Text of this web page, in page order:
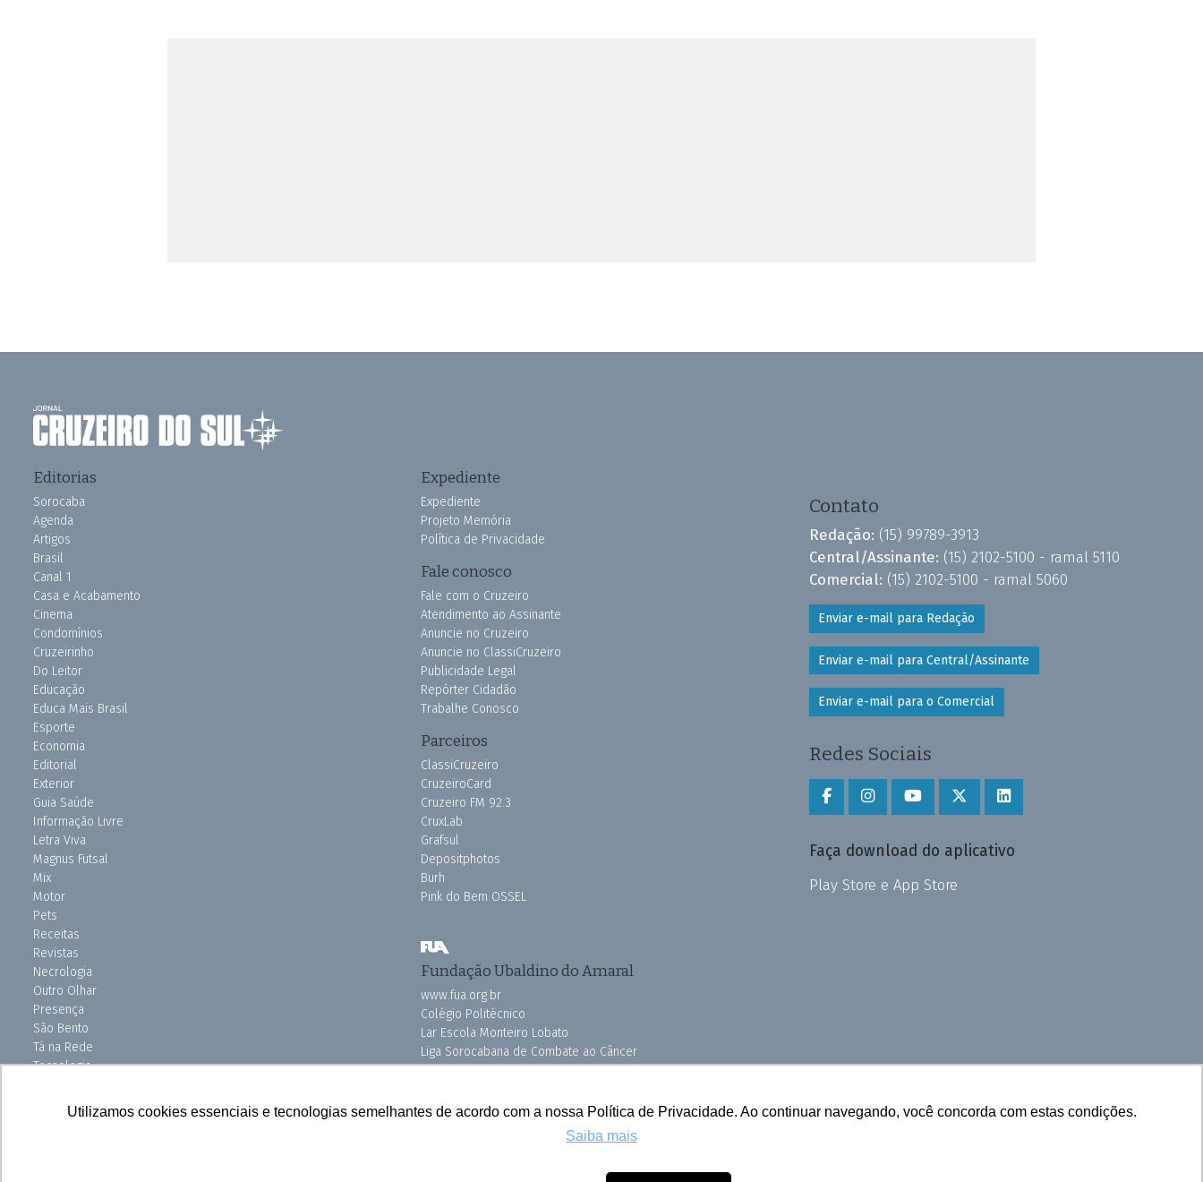
Utilizamos cookies essenciais e tecnologias semelhantes de acordo com a nossa Política de Privacidade. Ao continuar navegando, você concorda com estas condições.
Saiba mais
Editorias
Sorocaba
Agenda
Artigos
Brasil
Canal 1
Casa e Acabamento
Cinema
Condomínios
Cruzeirinho
Do Leitor
Educação
Educa Mais Brasil
Esporte
Economia
Editorial
Exterior
Guia Saúde
Informação Livre
Letra Viva
Magnus Futsal
Mix
Motor
Pets
Receitas
Revistas
Necrologia
Outro Olhar
Presença
São Bento
Tá na Rede
Tecnologia
Uniso Ciência
Expediente
Expediente
Projeto Memória
Política de Privacidade
Fale conosco
Fale com o Cruzeiro
Atendimento ao Assinante
Anuncie no Cruzeiro
Anuncie no ClassiCruzeiro
Publicidade Legal
Repórter Cidadão
Trabalhe Conosco
Parceiros
ClassiCruzeiro
CruzeiroCard
Cruzeiro FM 92.3
CruxLab
Grafsul
Depositphotos
Burh
Pink do Bem OSSEL
Fundação Ubaldino do Amaral
www.fua.org.br
Colégio Politécnico
Lar Escola Monteiro Lobato
Liga Sorocabana de Combate ao Câncer
Vila dos Velhinhos
Contato
Redação: (15) 99789-3913
Central/Assinante: (15) 2102-5100 - ramal 5110
Comercial: (15) 2102-5100 - ramal 5060
Enviar e-mail para Redação
Enviar e-mail para Central/Assinante
Enviar e-mail para o Comercial
Redes Sociais
Faça download do aplicativo
Play Store e App Store